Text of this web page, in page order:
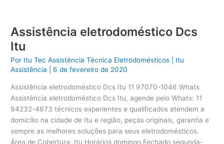
Assistência eletrodoméstico Dcs
Itu
Por Itu Tec Assistência Técnica Eletrodomésticos
Itu
Assistência |6 de fevereiro de 2020
Assistência eletrodoméstico Dcs Itu 11 97070-1046 Whats
Assistência eletrodoméstico Dcs Itu, agende pelo Whats: 11
94232-4673 técnicos experientes e qualificados atendem a
domicílio na cidade de Itu e região, peças originais, garantia e
sempre as melhores soluções para seus eletrodomésticos.
Área de Cobertura: Itu Horários domingo Fechado segunda-